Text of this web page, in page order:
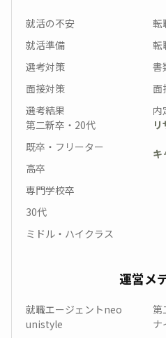
就活の不安
就活準備
選考対策
面接対策
選考結果
転
転
書
面
内
第二新卒・20代
既卒・フリーター
高卒
専門学校卒
30代
ミドル・ハイクラス
キ
運営メ
就職エージェントneo
第
unistyle
ナ